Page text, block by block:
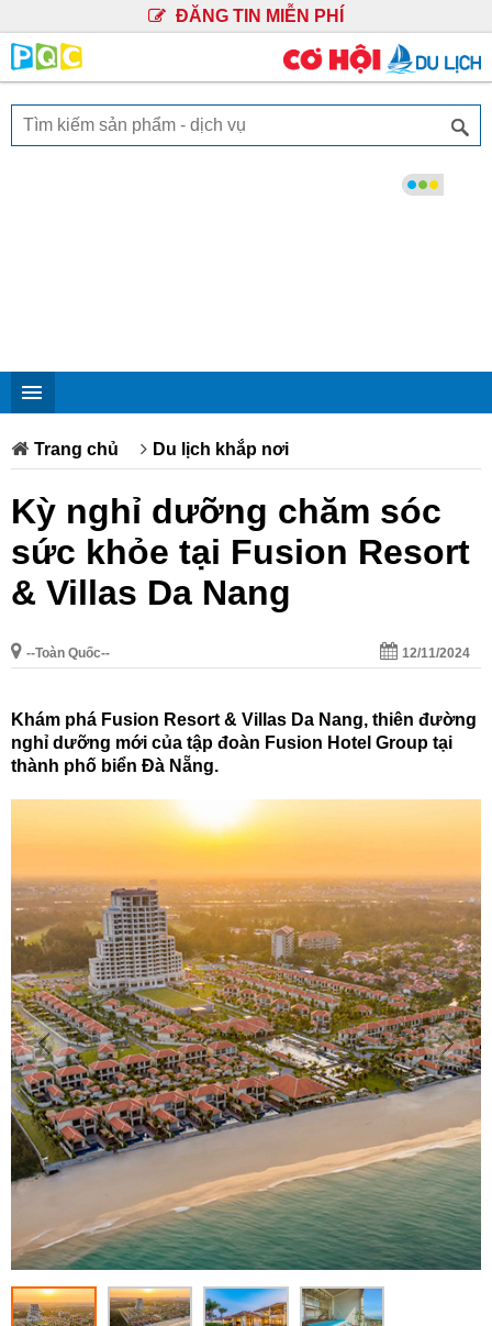
ĐĂNG TIN MIỄN PHÍ
Trang chủ Du lịch khắp nơi
Kỳ nghỉ dưỡng chăm sóc
sức khỏe tại Fusion Resort
& Villas Da Nang
--Toàn Quốc-- 12/11/2024
Khám phá Fusion Resort & Villas Da Nang, thiên đường
nghỉ dưỡng mới của tập đoàn Fusion Hotel Group tại
thành phố biển Đà Nẵng.